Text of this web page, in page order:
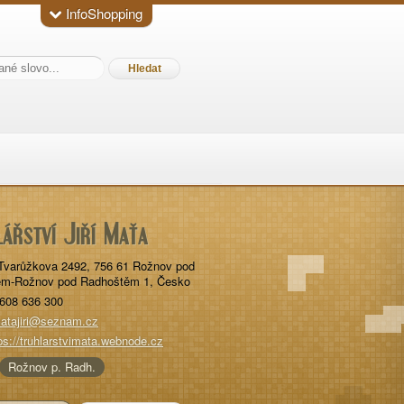
Jiří Maťa
2492, 756 61 Rožnov pod
Rožnov pod Radhoštěm 1, Česko
608 636 300
truhlarstvimata.webnode.cz
Rožnov p. Radh.
InfoShopping